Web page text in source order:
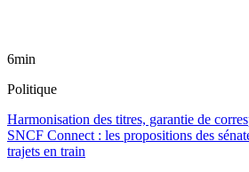
6min
Politique
Harmonisation des titres, garantie de
SNCF Connect : les propositions des
trajets en train